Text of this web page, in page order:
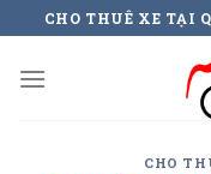
to
content
CHO THUÊ XE TẠI
CHO